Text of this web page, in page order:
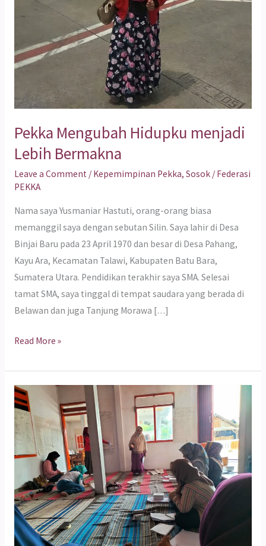
Pekka Mengubah Hidupku menjadi
Lebih Bermakna
Leave a Comment / Kepemimpinan Pekka, Sosok/ Federasi
PEKKA
Nama saya Yusmaniar Hastuti, orang-orang biasa
memanggil saya dengan sebutan Silin. Saya lahir di Desa
Binjai Baru pada 23 April 1970 dan besar di Desa Pahang,
Kayu Ara, Kecamatan Talawi, Kabupaten Batu Bara,
Sumatera Utara. Pendidikan terakhir saya SMA. Selesai
tamat SMA, saya tinggal di tempat saudara yang berada di
Belawan dan juga Tanjung Morawa […]
Read More »
Training
of
Trainer
untuk
Memfasilitasi
Kegiatan
Penguatan
Ekonomi